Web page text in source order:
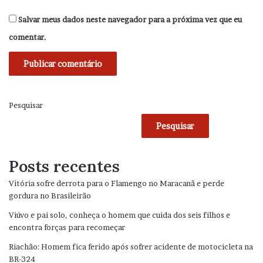
Salvar meus dados neste navegador para a próxima vez que eu
comentar.
Pesquisar
Pesquisar
Posts recentes
Vitória sofre derrota para o Flamengo no Maracanã e perde
gordura no Brasileirão
Viúvo e pai solo, conheça o homem que cuida dos seis filhos e
encontra forças para recomeçar
Riachão: Homem fica ferido após sofrer acidente de motocicleta na
BR-324